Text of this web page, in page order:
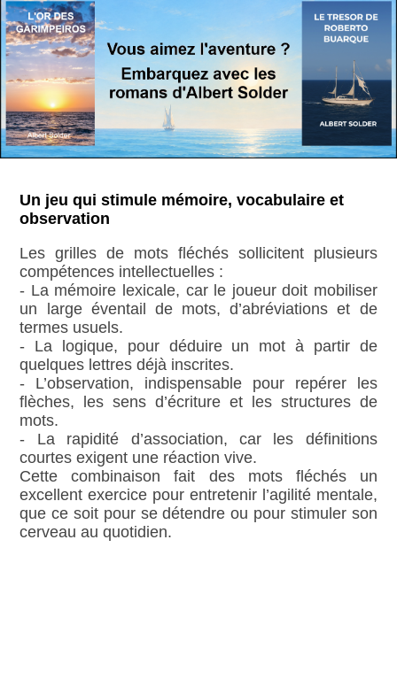
Un jeu qui stimule mémoire, vocabulaire et
observation
Les grilles de mots fléchés sollicitent plusieurs
compétences intellectuelles :
- La mémoire lexicale, car le joueur doit mobiliser
un large éventail de mots, d’abréviations et de
termes usuels.
- La logique, pour déduire un mot à partir de
quelques lettres déjà inscrites.
- L’observation, indispensable pour repérer les
flèches, les sens d’écriture et les structures de
mots.
- La rapidité d’association, car les définitions
courtes exigent une réaction vive.
Cette combinaison fait des mots fléchés un
excellent exercice pour entretenir l’agilité mentale,
que ce soit pour se détendre ou pour stimuler son
cerveau au quotidien.